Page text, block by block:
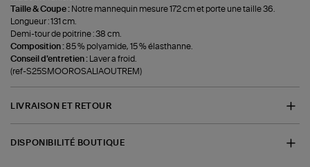
Taille & Coupe : Notre mannequin mesure 172 cm et porte une taille 36.
Longueur : 131 cm.
Demi-tour de poitrine : 38 cm.
Composition :85 % polyamide, 15 % élasthanne.
Conseil d'entretien :
Laver a froid.
(ref-S25SMOOROSALIAOUTREM)
LIVRAISON ET RETOUR
DISPONIBILITÉ BOUTIQUE